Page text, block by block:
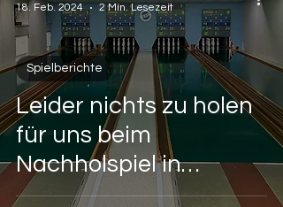
Leider nichts zu holen
für uns beim
Nachholspiel in
Schweinheim
Spielberichte
18. Feb. 2024
2 Min. Lesezeit